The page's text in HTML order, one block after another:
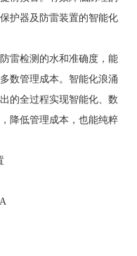
护器及防雷装置的智能化
雷检测的水和准确度，能
数管理成本。智能化浪涌
的全过程实现智能化、数
降低管理成本，也能纯粹